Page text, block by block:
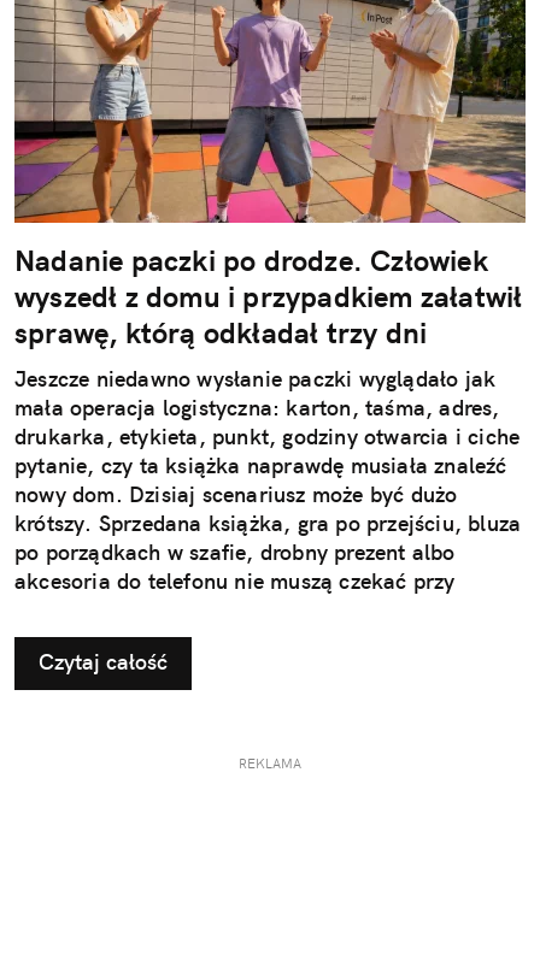
Nadanie paczki po drodze. Człowiek
wyszedł z domu i przypadkiem załatwił
sprawę, którą odkładał trzy dni
Jeszcze niedawno wysłanie paczki wyglądało jak
mała operacja logistyczna: karton, taśma, adres,
drukarka, etykieta, punkt, godziny otwarcia i ciche
pytanie, czy ta książka naprawdę musiała znaleźć
nowy dom. Dzisiaj scenariusz może być dużo
krótszy. Sprzedana książka, gra po przejściu, bluza
po porządkach w szafie, drobny prezent albo
akcesoria do telefonu nie muszą czekać przy
Mobile, dobrze zapakowana paczka i najbliższy
automat Paczkomat®.
Czytaj całość
REKLAMA